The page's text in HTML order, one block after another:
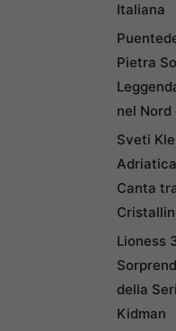
Italiana
Pietra
nel Nord
Sveti
Canta
Lioness
della
Kidman